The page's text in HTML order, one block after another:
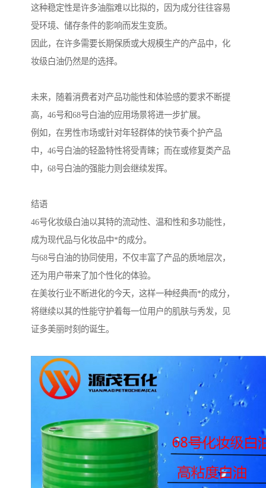
这种稳定性是许多油脂难以比拟的，因为成分往往容易
受环境、储存条件的影响而发生变质。
因此，在许多需要长期保质或大规模生产的产品中，化
妆级白油仍然是的选择。
未来，随着消费者对产品功能性和体验感的要求不断提
高，46号和68号白油的应用场景将进一步扩展。
例如，在男性市场或针对年轻群体的快节奏个护产品
中，46号白油的轻盈特性将受青睐；而在或修复类产品
中，68号白油的强能力则会继续发挥。
结语
46号化妆级白油以其特的流动性、温和性和多功能性，
成为现代品与化妆品中*的成分。
与68号白油的协同使用，不仅丰富了产品的质地层次，
还为用户带来了加个性化的体验。
在美妆行业不断进化的今天，这样一种经典而*的成分，
将继续以其的性能守护着每一位用户的肌肤与秀发，见
证多美丽时刻的诞生。